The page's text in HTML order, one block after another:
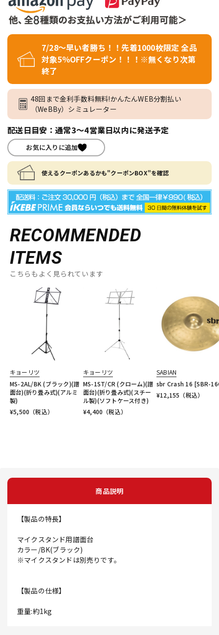
7/28～早い者勝ち！！先着1000枚限定 全品
対象5％OFFクーポン！！！※無くなり次第
終了
48回まで金利手数料無料!かんたんWEB分割払い
（WeBBy）シミュレーター
配送日目安：通常3～4営業日以内に発送予定
お気に入りに追加
使えるクーポンあるかも"クーポンBOX"を確認
RECOMMENDED
ITEMS
こちらもよく見られています
キョーリツ
MS-2AL/BK (ブラック)(譜
面台)(折り畳み式)(アルミ
製)
¥5,500 （税込）
キョーリツ
MS-1ST/CR (クローム)(譜
面台)(折り畳み式)(スチー
ル製)(ソフトケース付き)
¥4,400 （税込）
SABIAN
sbr Crash 16 [SBR-
¥12,155 （税込）
商品説明
【製品の特長】
マイクスタンド用譜面台
カラー/BK(ブラック)
※マイクスタンドは別売りです。
【製品の仕様】
重量:約1kg